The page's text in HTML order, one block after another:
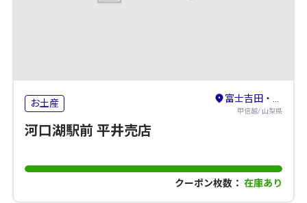
お土産 富士吉田・河口湖・本栖湖・西湖・精進湖
甲信越/ 山梨県
河口湖駅前 平井売店
クーポン枚数： 在庫あり